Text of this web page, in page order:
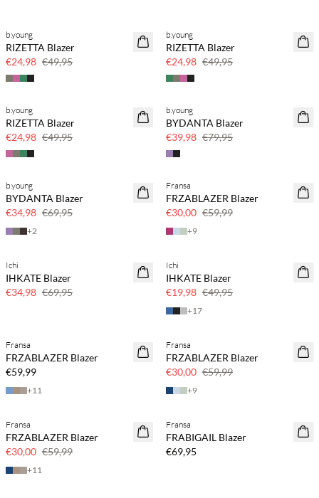
SAVE20
b.young
RIZETTA Blazer
€24,98 €49,95
SAVE20
b.young
RIZETTA Blazer
€24,98 €49,95
SAVE20
b.young
RIZETTA Blazer
€24,98 €49,95
SAVE20
b.young
BYDANTA Blazer
€39,98 €79,95
SAVE20
b.young
BYDANTA Blazer
€34,98 €69,95
+2
SAVE20
Fransa
FRZABLAZER Blazer
€30,00 €59,99
+9
SAVE20
Ichi
IHKATE Blazer
€34,98 €69,95
SAVE20
Ichi
IHKATE Blazer
€19,98 €49,95
+17
NEWS
Fransa
FRZABLAZER Blazer
€59,99
+11
SAVE20
Fransa
FRZABLAZER Blazer
€30,00 €59,99
+9
SAVE20
Fransa
FRZABLAZER Blazer
€30,00 €59,99
+11
NEWS
Fransa
FRABIGAIL Blazer
€69,95